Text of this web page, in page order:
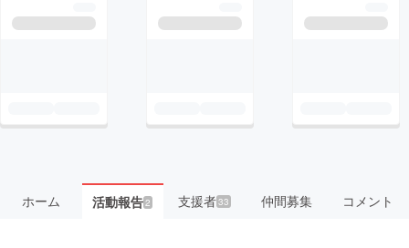
ホーム 活動報告2 支援者33 仲間募集 コメント